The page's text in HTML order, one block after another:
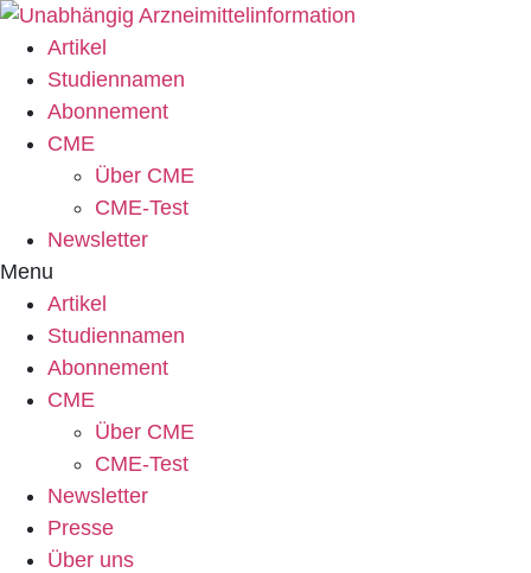
Zum
Inhalt
springen
Artikel
Studiennamen
Abonnement
CME
Über CME
CME-Test
Newsletter
Menu
Artikel
Studiennamen
Abonnement
CME
Über CME
CME-Test
Newsletter
Presse
Über uns